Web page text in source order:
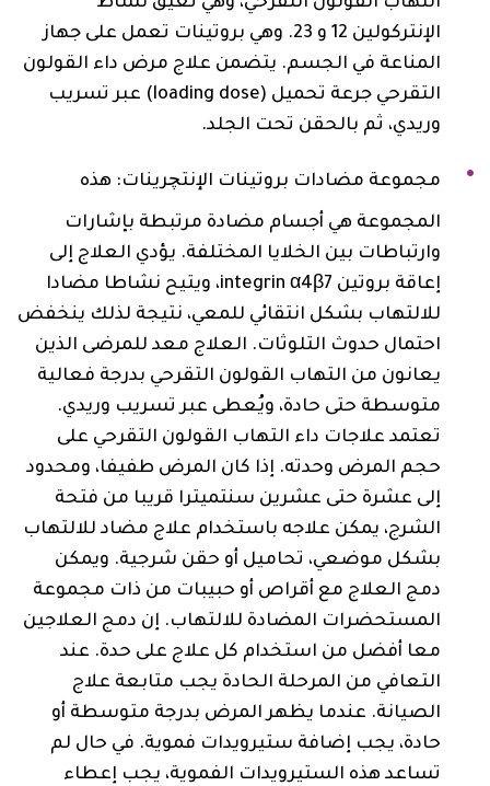
الإنتركولين 12 و 23. وهي بروتينات تعمل على جهاز
المناعة في الجسم. يتضمن علاج مرض داء القولون
التقرحي جرعة تحميل (loading dose) عبر تسريب
وريدي، ثم بالحقن تحت الجلد.
مجموعة مضادات بروتينات الإنتچرينات: هذه
المجموعة هي أجسام مضادة مرتبطة بإشارات
وارتباطات بين الخلايا المختلفة. يؤدي العلاج إلى
إعاقة بروتين integrin α4β7، ويتيح نشاطا مضادا
للالتهاب بشكل انتقائي للمعي، نتيجة لذلك ينخفض
احتمال حدوث التلوثات. العلاج معد للمرضى الذين
يعانون من التهاب القولون التقرحي بدرجة فعالية
متوسطة حتى حادة، ويُعطى عبر تسريب وريدي.‎ ‎
تعتمد علاجات داء التهاب القولون التقرحي على
حجم المرض وحدته. إذا كان المرض طفيفا، ومحدود
إلى عشرة حتى عشرين سنتميترا قريبا من فتحة
الشرج، يمكن علاجه باستخدام علاج مضاد للالتهاب
بشكل موضعي، تحاميل أو حقن شرجية. ويمكن
دمج العلاج مع أقراص أو حبيبات من ذات مجموعة
المستحضرات المضادة للالتهاب. إن دمج العلاجين
معا أفضل من استخدام كل علاج على حدة. عند
التعافي من المرحلة الحادة يجب متابعة علاج
الصيانة. عندما يظهر المرض بدرجة متوسطة أو
حادة، يجب إضافة ستيرويدات فموية. في حال لم
تساعد هذه الستيرويدات الفموية، يجب إعطاء